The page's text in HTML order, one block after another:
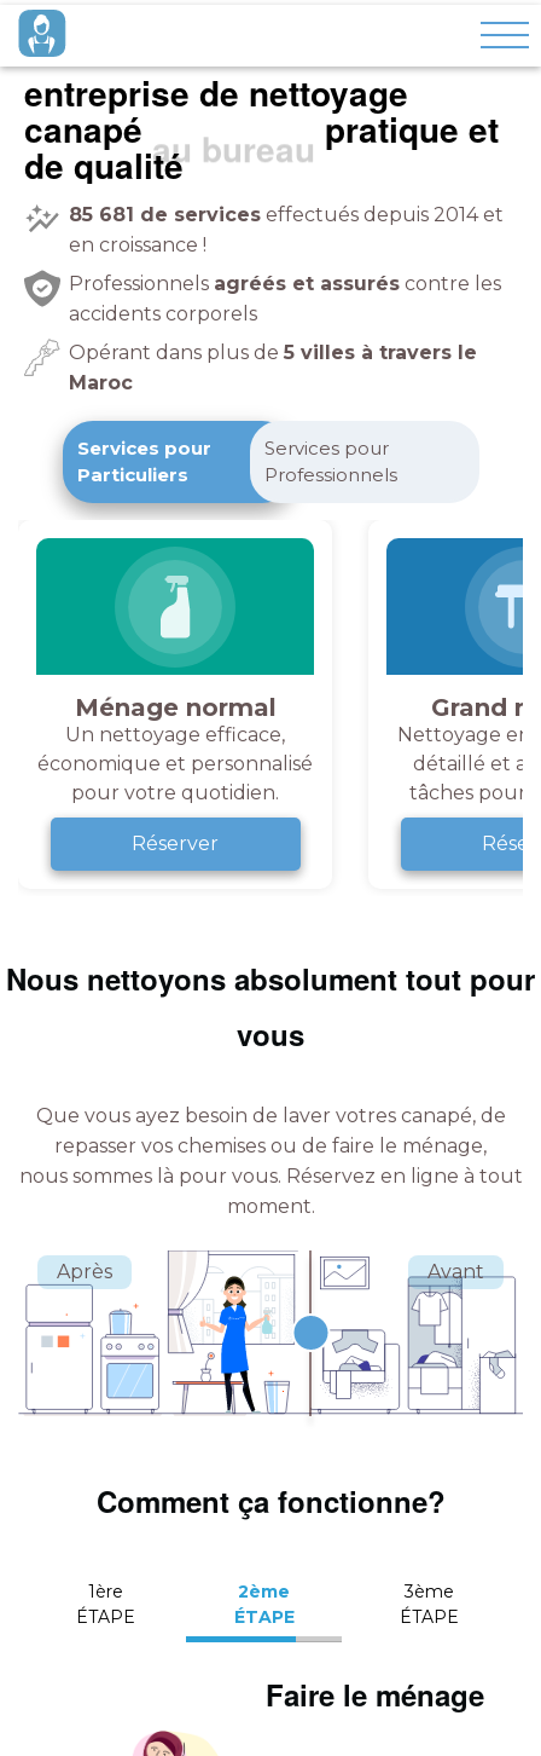
entreprise de nettoyage
canapé pratique et
de qualité
85 681 de services effectués depuis 2014 et
en croissance !
Professionnels agréés et assurés contre les
accidents corporels
Opérant dans plus de 5 villes à travers le
Maroc
Services pour
Particuliers
Services pour
Professionnels
Ménage normal
Un nettoyage efficace,
économique et personnalisé
pour votre quotidien.
Réserver
Grand
Nettoyage en
détaillé et
tâches pour
Nous nettoyons absolument tout pour
vous
Que vous ayez besoin de laver votres canapé, de
repasser vos chemises ou de faire le ménage,
nous sommes là pour vous. Réservez en ligne à tout
moment.
Comment ça fonctionne?
1ère
ÉTAPE
2ème
ÉTAPE
3ème
ÉTAPE
Faire le ménage